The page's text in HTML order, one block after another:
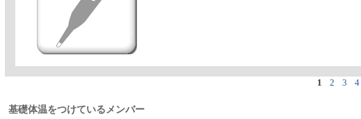
1 2 3 4
基礎体温をつけているメンバー